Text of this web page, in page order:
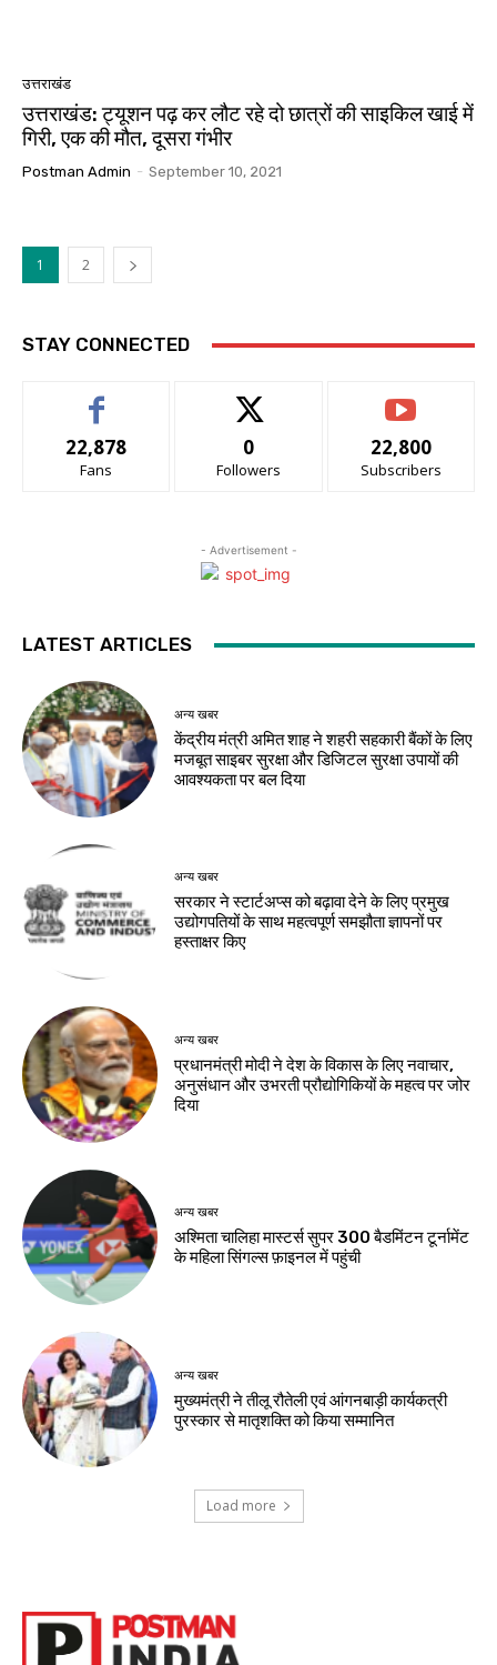
उत्तराखंड
उत्तराखंड: ट्यूशन पढ़ कर लौट रहे दो छात्रों की साइकिल खाई में
गिरी, एक की मौत, दूसरा गंभीर
Postman Admin - September 10, 2021
1 2
STAY CONNECTED
22,878
Fans
0
Followers
22,800
Subscribers
- Advertisement -
LATEST ARTICLES
अन्य खबर
केंद्रीय मंत्री अमित शाह ने शहरी सहकारी बैंकों के लिए
मजबूत साइबर सुरक्षा और डिजिटल सुरक्षा उपायों की
आवश्यकता पर बल दिया
अन्य खबर
सरकार ने स्टार्टअप्‍स को बढ़ावा देने के लिए प्रमुख
उद्योगपतियों के साथ महत्‍वपूर्ण समझौता ज्ञापनों पर
हस्‍ताक्षर किए
अन्य खबर
प्रधानमंत्री मोदी ने देश के विकास के लिए नवाचार,
अनुसंधान और उभरती प्रौद्योगिकियों के महत्व पर जोर
दिया
अन्य खबर
अश्मिता चालिहा मास्टर्स सुपर 300 बैडमिंटन टूर्नामेंट
के महिला सिंगल्स फ़ाइनल में पहुंची
अन्य खबर
मुख्यमंत्री ने तीलू रौतेली एवं आंगनबाड़ी कार्यकत्री
पुरस्कार से मातृशक्ति को किया सम्मानित
Load more